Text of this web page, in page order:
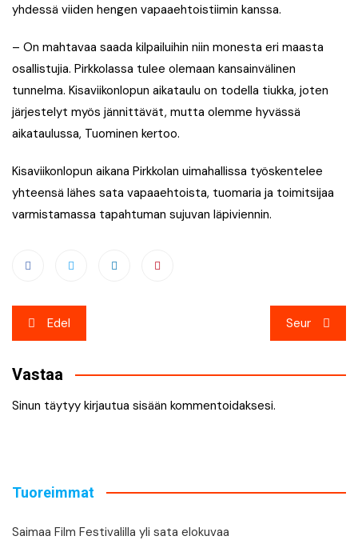
yhdessä viiden hengen vapaaehtoistiimin kanssa.
– On mahtavaa saada kilpailuihin niin monesta eri maasta
osallistujia. Pirkkolassa tulee olemaan kansainvälinen
tunnelma. Kisaviikonlopun aikataulu on todella tiukka, joten
järjestelyt myös jännittävät, mutta olemme hyvässä
aikataulussa, Tuominen kertoo.
Kisaviikonlopun aikana Pirkkolan uimahallissa työskentelee
yhteensä lähes sata vapaaehtoista, tuomaria ja toimitsijaa
varmistamassa tapahtuman sujuvan läpiviennin.
Artikkelien
selaus
Edel Seur
Vastaa
Sinun täytyy kirjautua sisään kommentoidaksesi.
Tuoreimmat
Saimaa Film Festivalilla yli sata elokuvaa